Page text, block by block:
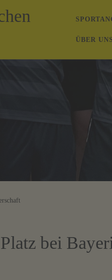
ÜBER UNS
bei